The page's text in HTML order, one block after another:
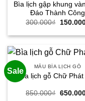
Bìa lịch gập khung
Đáo Thành Công
300.000₫
Giá
là:
Sale
MẪU BÌA LỊCH GỖ
Bìa lịch gỗ Chữ Phát
850.000₫ Giá